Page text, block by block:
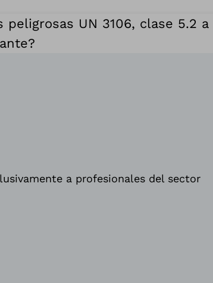
peligrosas UN 3106, clase 5.2
a profesionales del sector